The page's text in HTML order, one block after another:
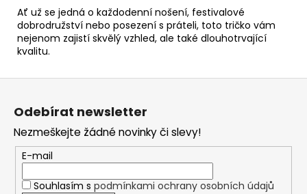
Ať už se jedná o každodenní nošení, festivalové
dobrodružství nebo posezení s práteli, toto tričko vám
nejenom zajistí skvělý vzhled, ale také dlouhotrvající
kvalitu.
Z
Odebírat newsletter
Nezmeškejte žádné novinky či slevy!
E-mail
Souhlasím s podmínkami ochrany osobních údajů